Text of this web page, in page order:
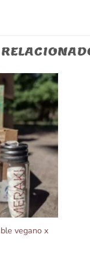
vegano x